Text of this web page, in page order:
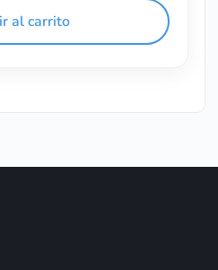
al carrito